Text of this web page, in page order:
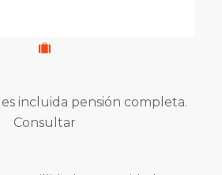
incluida pensión completa.
Consultar